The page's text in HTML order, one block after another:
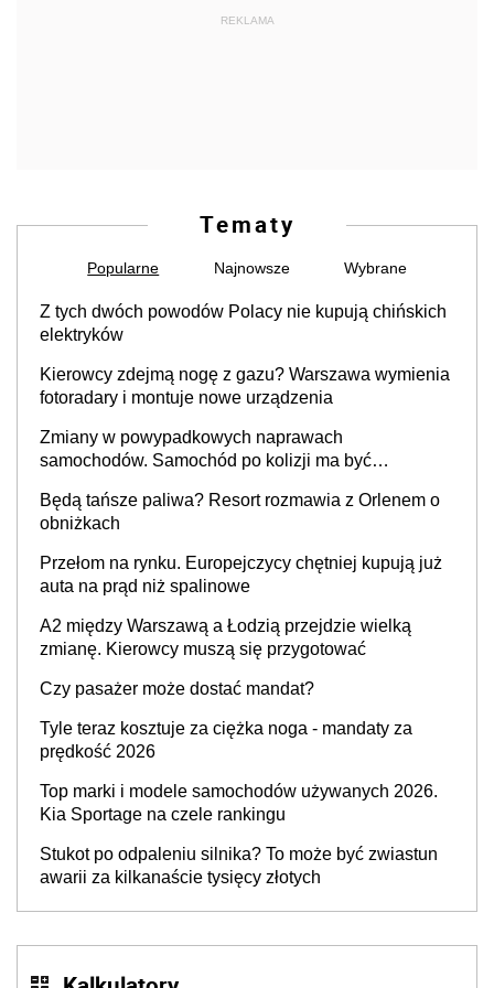
REKLAMA
Tematy
Popularne Najnowsze Wybrane
Z tych dwóch powodów Polacy nie kupują chińskich
elektryków
Kierowcy zdejmą nogę z gazu? Warszawa wymienia
fotoradary i montuje nowe urządzenia
Zmiany w powypadkowych naprawach
samochodów. Samochód po kolizji ma być
producenta
Będą tańsze paliwa? Resort rozmawia z Orlenem o
obniżkach
Przełom na rynku. Europejczycy chętniej kupują już
auta na prąd niż spalinowe
A2 między Warszawą a Łodzią przejdzie wielką
zmianę. Kierowcy muszą się przygotować
Czy pasażer może dostać mandat?
Tyle teraz kosztuje za ciężka noga - mandaty za
prędkość 2026
Top marki i modele samochodów używanych 2026.
Kia Sportage na czele rankingu
Stukot po odpaleniu silnika? To może być zwiastun
awarii za kilkanaście tysięcy złotych